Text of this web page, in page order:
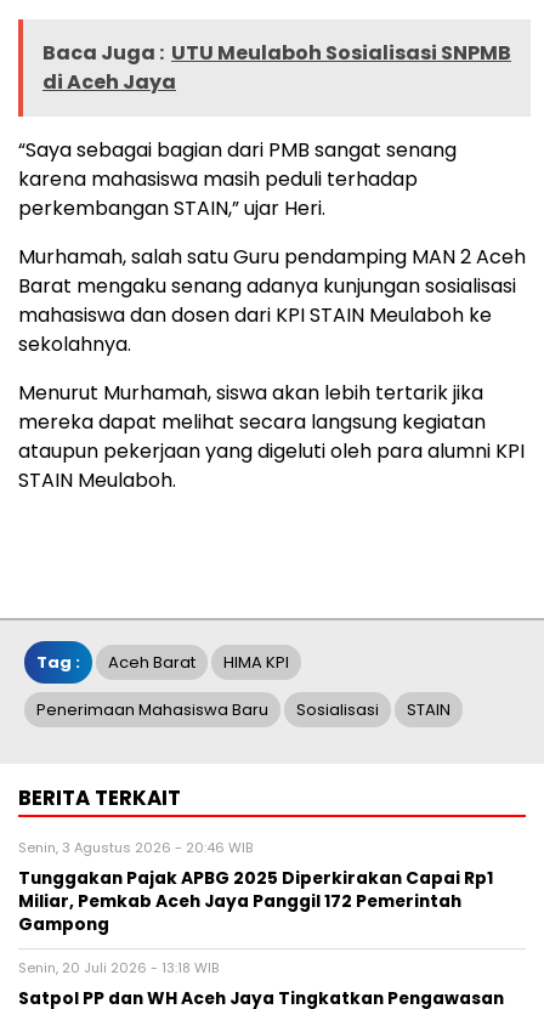
Baca Juga : UTU Meulaboh Sosialisasi SNPMB
di Aceh Jaya
“Saya sebagai bagian dari PMB sangat senang
karena mahasiswa masih peduli terhadap
perkembangan STAIN,” ujar Heri.
Murhamah, salah satu Guru pendamping MAN 2 Aceh
Barat mengaku senang adanya kunjungan sosialisasi
mahasiswa dan dosen dari KPI STAIN Meulaboh ke
sekolahnya.
Menurut Murhamah, siswa akan lebih tertarik jika
mereka dapat melihat secara langsung kegiatan
ataupun pekerjaan yang digeluti oleh para alumni KPI
STAIN Meulaboh.
Tag : Aceh Barat HIMA KPI
Penerimaan Mahasiswa Baru Sosialisasi STAIN
BERITA TERKAIT
Senin, 3 Agustus 2026 - 20:46 WIB
Tunggakan Pajak APBG 2025 Diperkirakan Capai Rp1
Miliar, Pemkab Aceh Jaya Panggil 172 Pemerintah
Gampong
Senin, 20 Juli 2026 - 13:18 WIB
Satpol PP dan WH Aceh Jaya Tingkatkan Pengawasan